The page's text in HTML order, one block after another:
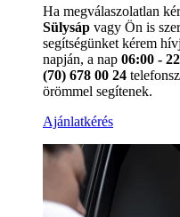
Ha megválaszolatlan
Sülysáp vagy Ön is
segítségünket kérem
napján, a nap 06:00 -
(70) 678 00 24
örömmel segítenek.
Ajánlatkérés